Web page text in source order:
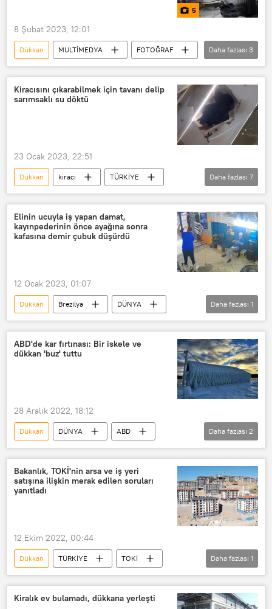
5
8 Şubat 2023, 12:01
Dükkan MULTİMEDYA
FOTOĞRAF
Kahramanmaraş
seferberlik
Ekmek
Daha fazlası 3
Kiracısını çıkarabilmek için tavanı delip
sarımsaklı su döktü
23 Ocak 2023, 22:51
Dükkan kiracı
TÜRKİYE
Fatih
Laleli
sarımsak
Çamaşır suyu
Tekstil
Zam
Daha fazlası 7
Elinin ucuyla iş yapan damat,
kayınpederinin önce ayağına sonra
kafasına demir çubuk düşürdü
12 Ocak 2023, 01:07
Dükkan Brezilya
DÜNYA
Damat
Daha fazlası 1
ABD'de kar fırtınası: Bir iskele ve
dükkan 'buz' tuttu
28 Aralık 2022, 18:12
Dükkan DÜNYA
ABD
Kar fırtınası
iskele
Daha fazlası 2
Bakanlık, TOKİ'nin arsa ve iş yeri
satışına ilişkin merak edilen soruları
yanıtladı
12 Ekim 2022, 00:44
Dükkan TÜRKİYE
TOKİ
Arsa
Daha fazlası 1
Kiralık ev bulamadı, dükkana yerleşti